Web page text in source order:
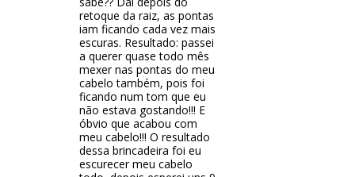
retoque da raiz, as pontas
iam ficando cada vez mais
escuras. Resultado: passei
a querer quase todo mês
mexer nas pontas do meu
cabelo também, pois foi
ficando num tom que eu
não estava gostando!!! E
óbvio que acabou com
meu cabelo!!! O resultado
dessa brincadeira foi eu
escurecer meu cabelo